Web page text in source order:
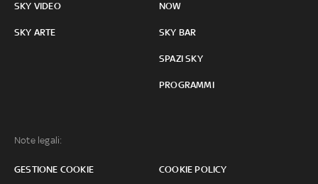
SKY VIDEO
SKY ARTE
NOW
SKY BAR
SPAZI SKY
PROGRAMMI
Note legali:
GESTIONE COOKIE COOKIE POLICY